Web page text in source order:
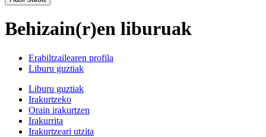
Behizain(r)en liburuak
Erabiltzailearen profila
Liburu guztiak
Liburu guztiak
Irakurtzeko
Orain irakurtzen
Irakurrita
Irakurtzeari utzita